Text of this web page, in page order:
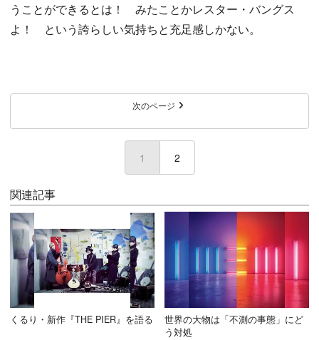
うことができるとは！ みたことかレスター・バングス
よ！ という誇らしい気持ちと充足感しかない。
次のページ
1 (current)
2
関連記事
くるり・新作『THE PIER』を語る
世界の大物は「不測の事態」にど
う対処